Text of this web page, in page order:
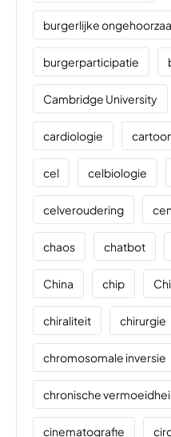
burgerlijke
burgerparticipatie
Cambridge University
cardiologie
cel celbiologie
celveroudering
chaos chatbot
China chip
chiraliteit chirurgie
chromosomale inversie
chronische
cinematografie